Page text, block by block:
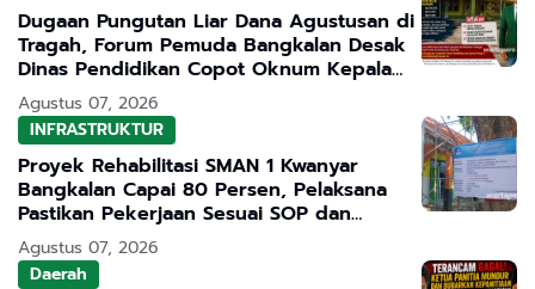
Dugaan Pungutan Liar Dana Agustusan di
Tragah, Forum Pemuda Bangkalan Desak
Dinas Pendidikan Copot Oknum Kepala
Sekolah
Agustus 07, 2026
INFRASTRUKTUR
Proyek Rehabilitasi SMAN 1 Kwanyar
Bangkalan Capai 80 Persen, Pelaksana
Pastikan Pekerjaan Sesuai SOP dan
Transparan
Agustus 07, 2026
Daerah